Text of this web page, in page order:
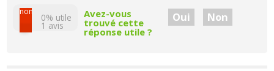
non
0% utile
1 avis
Avez-vous
trouvé cette
réponse utile ?
Oui Non